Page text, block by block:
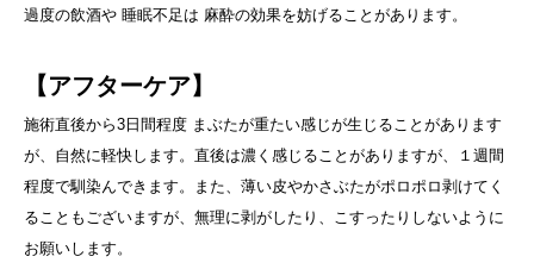
過度の飲酒や 睡眠不足は 麻酔の効果を妨げることがあります。
【アフターケア】
施術直後から3日間程度 まぶたが重たい感じが生じることがあります
が、自然に軽快します。直後は濃く感じることがありますが、１週間
程度で馴染んできます。また、薄い皮やかさぶたがポロポロ剥けてく
ることもございますが、無理に剥がしたり、こすったりしないように
お願いします。